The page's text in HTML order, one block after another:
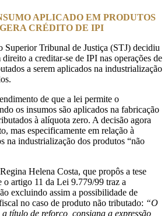
APLICADO EM PRODUTOS
CRÉDITO DE IPI
Superior Tribunal de Justiça (STJ) decidiu
a creditar-se de IPI nas operações de
a serem aplicados na industrialização
de que a lei permite o
os insumos são aplicados na fabricação
à alíquota zero. A decisão agora
mas especificamente em relação à
na industrialização dos produtos “não
Helena Costa, que propôs a tese
o artigo 11 da Lei 9.779/99 traz a
excluindo assim a possibilidade de
no caso de produto não tributado: “O
título de reforço, consigna a expressão